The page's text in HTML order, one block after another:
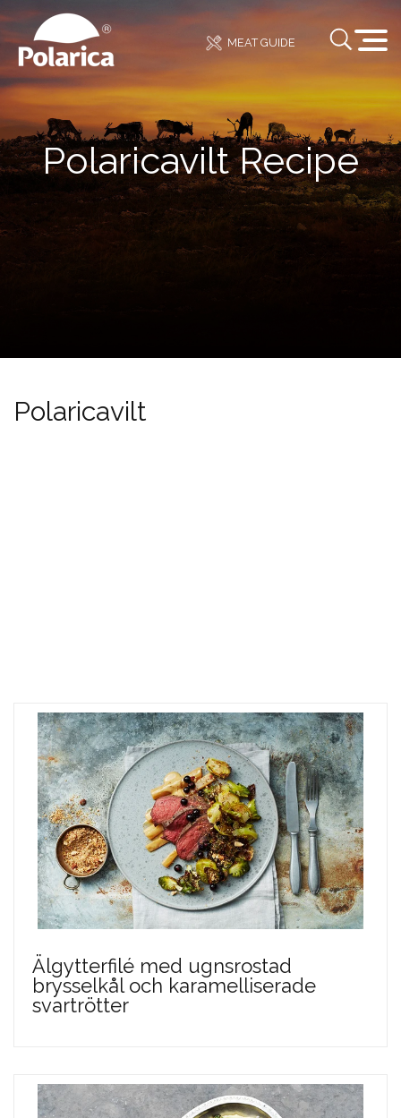
MEAT GUIDE
Polaricavilt Recipe
Polaricavilt
Älgytterfilé med ugnsrostad
brysselkål och karamelliserade
svartrötter